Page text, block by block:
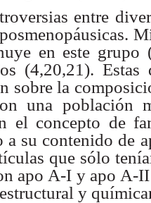
entre
en este grupo
(4,20,21). Estas
sobre la
una población
el concepto de
a su contenido de
que sólo
apo A-I y apo A-
estructural y